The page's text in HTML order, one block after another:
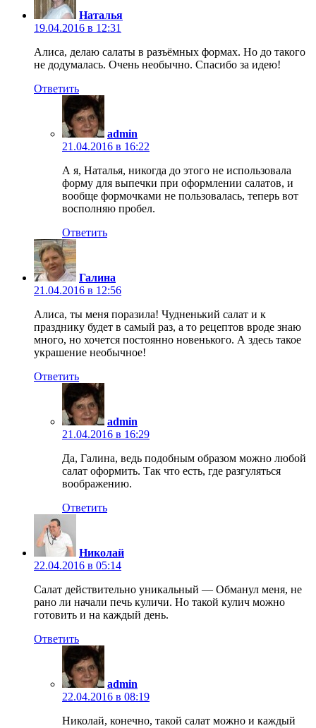
Наталья
19.04.2016 в 12:31
Алиса, делаю салаты в разъёмных формах. Но до такого
не додумалась. Очень необычно. Спасибо за идею!
Ответить
admin
21.04.2016 в 16:22
А я, Наталья, никогда до этого не использовала
форму для выпечки при оформлении салатов, и
вообще формочками не пользовалась, теперь вот
восполняю пробел.
Ответить
Галина
21.04.2016 в 12:56
Алиса, ты меня поразила! Чудненький салат и к
празднику будет в самый раз, а то рецептов вроде знаю
много, но хочется постоянно новенького. А здесь такое
украшение необычное!
Ответить
admin
21.04.2016 в 16:29
Да, Галина, ведь подобным образом можно любой
салат оформить. Так что есть, где разгуляться
воображению.
Ответить
Николай
22.04.2016 в 05:14
Салат действительно уникальный — Обманул меня, не
рано ли начали печь куличи. Но такой кулич можно
готовить и на каждый день.
Ответить
admin
22.04.2016 в 08:19
Николай, конечно, такой салат можно и каждый